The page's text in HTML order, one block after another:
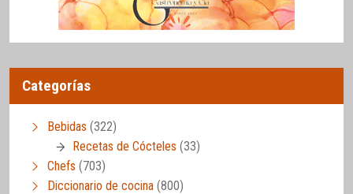
Categorías
Bebidas (322)
Recetas de Cócteles (33)
Chefs (703)
Diccionario de cocina (800)